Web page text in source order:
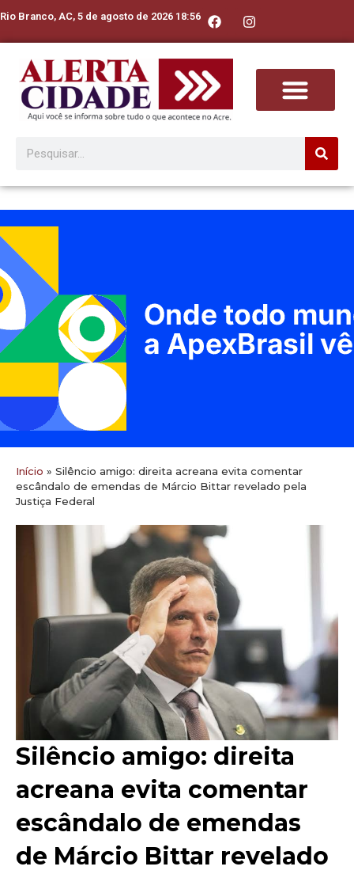
Rio Branco, AC, 5 de agosto de 2026 18:56
Início » Silêncio amigo: direita acreana evita comentar
escândalo de emendas de Márcio Bittar revelado pela
Justiça Federal
Silêncio amigo: direita
acreana evita comentar
escândalo de emendas
de Márcio Bittar revelado